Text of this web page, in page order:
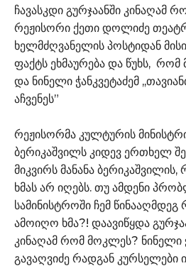
ჩავასკდი გურჯაანში კინაღამ
რეჟისორი ქეთი დოლიძე
ხელმძღვანელის პოსტიდან
ფაქტს ეხმაურება და წუხს, რომ
და ნინელი ჭანკვეტაძემ
აჩვენეს”
რეჟისორმა კულტურის
ბერიკაშვილს კიდევ ერთხელ
მიკვირს მანანა
ხმას არ იღებს. თუ ამდენი
სამინისტროში ჩემ
ამოიღო ხმა?! დაავიწყდა
კინაღამ რომ მოკლეს? ნინელი
გავაღვიძე რადგან კურსელები